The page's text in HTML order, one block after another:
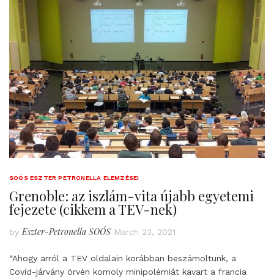
SOÓS ESZTER PETRONELLA ELEMZÉSEI
Grenoble: az iszlám-vita újabb egyetemi
fejezete (cikkem a TEV-nek)
by Eszter-Petronella SOÓS March 23, 2021
“Ahogy arról a TEV oldalain korábban beszámoltunk, a
Covid-járvány örvén komoly minipolémiát kavart a francia